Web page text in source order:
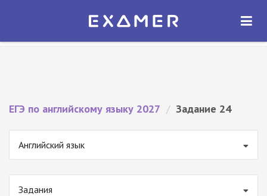
Экзамер — ЕГЭ 2027
ОТКРЫТЬ
ЕГЭ по английскому языку 2027 / Задание 24
Английский язык
Задания